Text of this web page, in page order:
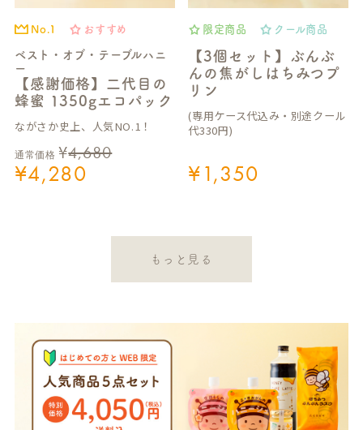
No.1 おすすめ
ベスト・オブ・テーブルハニ
ー
【感謝価格】二代目の
蜂蜜 1350gエコパック
ながさか史上、人気NO.1！
通常価格 ¥4,680
¥4,280
限定商品 クール商品
【3個セット】ぶんぶ
んの焦がしはちみつプ
リン
(専用ケース代込み・別途クール
代330円)
¥1,350
もっと見る